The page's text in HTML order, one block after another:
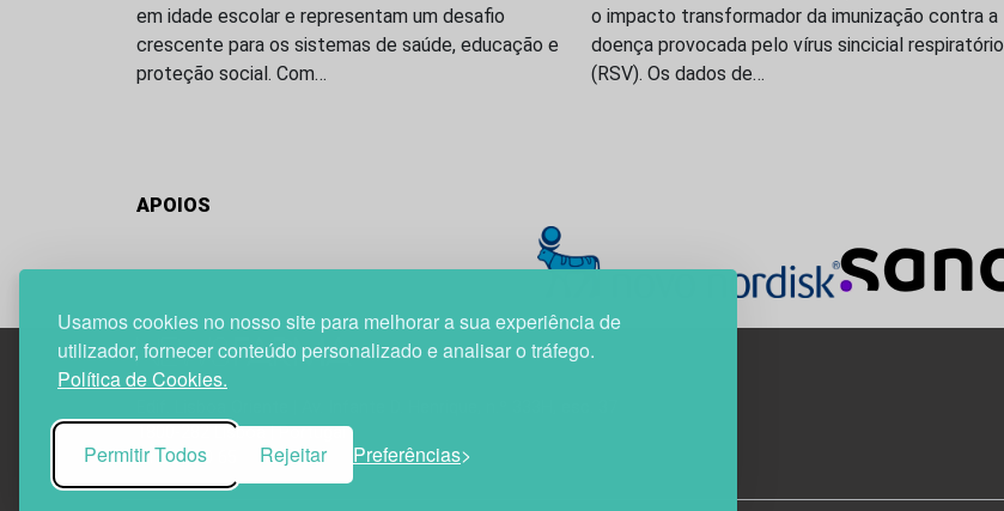
Usamos cookies no nosso site para melhorar a sua experiência de
utilizador, fornecer conteúdo personalizado e analisar o tráfego.
Política de Cookies.
Permitir Todos Rejeitar Preferências
em idade escolar e representam um desafio
crescente para os sistemas de saúde, educação e
proteção social. Com…
o impacto transformador da imunização contra a
doença provocada pelo vírus sincicial respiratório
(RSV). Os dados de…
APOIOS
1800-282 Lisboa | Portugal
21 850 40 65